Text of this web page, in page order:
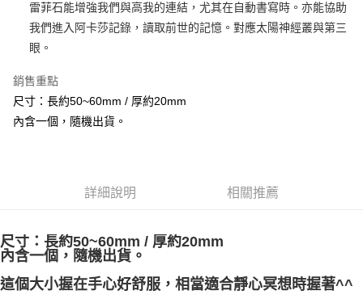
街口支付
悠遊付
ATM付款
賣家宅配幫您送（台灣）
每筆NT$80，滿NT$3,000(含以上)免運費
郵局幫你送（離島）
雷菲石能增強我們與高我的連結，尤其在自動書寫時。亦能協助
我們進入阿卡莎記錄，讀取前世的記憶。對應太陽神經叢與第三
眼。
銷售重點
尺寸：長約50~60mm / 厚約20mm
內含一個，隨機出貨。
詳細說明 相關推薦
尺寸：長約50~60mm / 厚約20mm
內含一個，隨機出貨。
這個大小握在手心好舒服，相當適合靜心冥想時握著^^